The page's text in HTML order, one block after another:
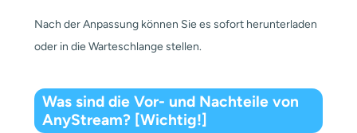
Nach der Anpassung können Sie es sofort herunterladen
oder in die Warteschlange stellen.
Was sind die Vor- und Nachteile von
AnyStream? [Wichtig!]